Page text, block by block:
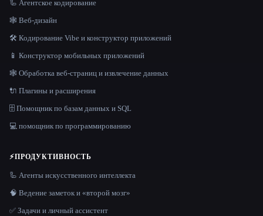
🦾 Агентское кодирование
🕸 Веб-дизайн
🛠️ Кодирование Vibe и конструктор приложений
📱 Конструктор мобильных приложений
🕸️ Обработка веб-страниц и извлечение данных
🔌 Плагины и расширения
🗄️ Помощник по базам данных и SQL
💻 помощник по программированию
⚡ПРОДУКТИВНОСТЬ
🦾 Агенты искусственного интеллекта
🧠 Ведение заметок и «второй мозг»
✅ Задачи и личный ассистент